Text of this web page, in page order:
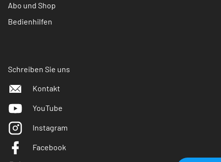
Abo und Shop
Bedienhilfen
Schreiben Sie uns
Kontakt
YouTube
Instagram
Facebook